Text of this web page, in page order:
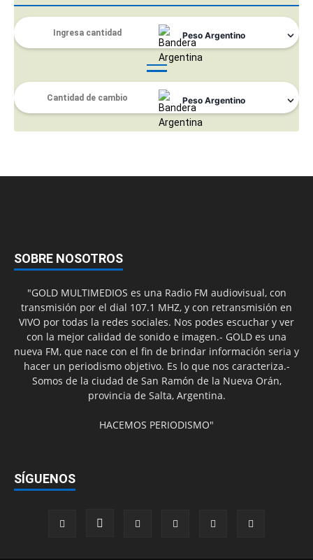
SOBRE NOSOTROS
"GOLD MULTIMEDIOS es una Radio FM audiovisual, con
transmisión por el dial 107.1 MHZ, y con retransmisión en
VIVO por todas la redes sociales. Nos podes escuchar y ver
con la mejor calidad de sonido e imagen.- GOLD es una
nueva FM, que nace con el fin de brindar información seria y
hacer un periodismo objetivo. Es lo que nos caracteriza.-
Somos de la ciudad de San Ramón de la Nueva Orán,
provincia de Salta, Argentina.
HACEMOS PERIODISMO"
SÍGUENOS